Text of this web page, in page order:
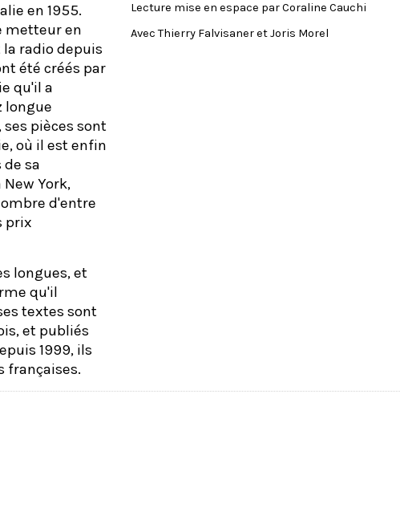
en 1955.
metteur en
radio depuis
été créés par
qu'il a
longue
pièces sont
où il est enfin
sa
York,
d'entre
prix
longues, et
qu'il
textes sont
et publiés
1999, ils
françaises.
Lecture mise en espace par Coraline Cauchi
Avec Thierry Falvisaner et Joris Morel